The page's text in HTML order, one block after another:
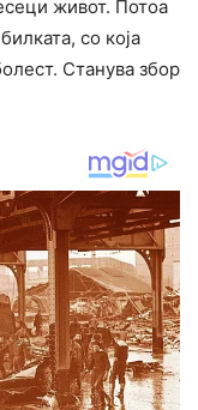
живот. Потоа
со која
Станува збор